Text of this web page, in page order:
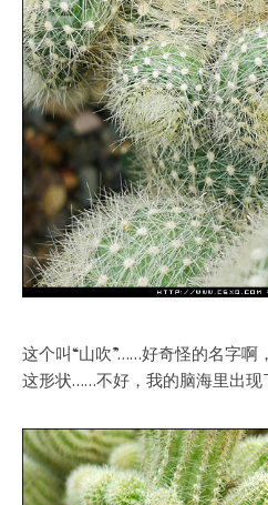
这个叫“山吹”……好奇怪的名字啊
这形状……不好，我的脑海里出